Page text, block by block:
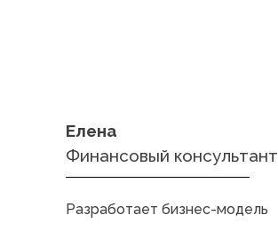
Елена
Финансовый консультант
Разработает бизнес-модель